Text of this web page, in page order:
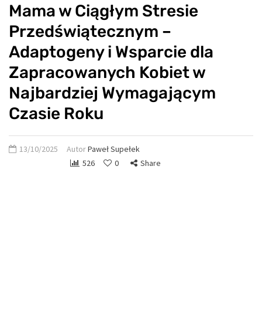
Mama w Ciągłym Stresie
Przedświątecznym –
Adaptogeny i Wsparcie dla
Zapracowanych Kobiet w
Najbardziej Wymagającym
Czasie Roku
13/10/2025 AutorPaweł Supełek
526
0 Share